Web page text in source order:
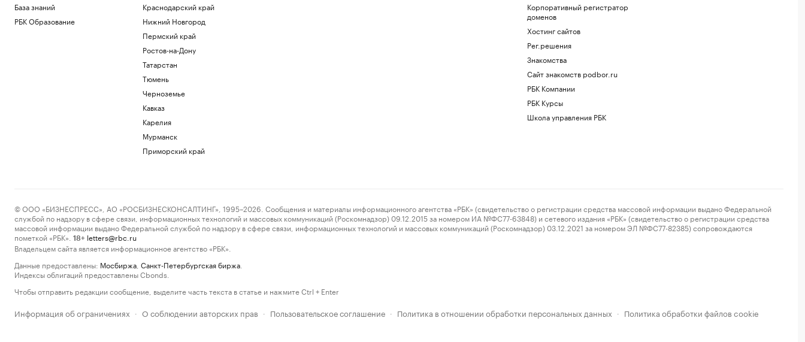
База знаний
РБК Образование
Краснодарский край
Нижний Новгород
Пермский край
Ростов-на-Дону
Татарстан
Тюмень
Черноземье
Кавказ
Карелия
Мурманск
Приморский край
Корпоративный регистратор
доменов
Хостинг сайтов
Рег.решения
Знакомства
Сайт знакомств podbor.ru
РБК Компании
РБК Курсы
Школа управления РБК
© ООО «БИЗНЕСПРЕСС», АО «РОСБИЗНЕСКОНСАЛТИНГ», 1995–2026. Сообщения и материалы информационного агентства «РБК» (свидетельство о регистрации средства массовой информации выдано Федеральной
службой по надзору в сфере связи, информационных технологий и массовых коммуникаций (Роскомнадзор) 09.12.2015 за номером ИА №ФС77-63848) и сетевого издания «РБК» (свидетельство о регистрации средства
массовой информации выдано Федеральной службой по надзору в сфере связи, информационных технологий и массовых коммуникаций (Роскомнадзор) 03.12.2021 за номером ЭЛ №ФС77-82385) сопровождаются
пометкой «РБК».
18+ letters@rbc.ru
Владельцем сайта является информационное агентство «РБК».
Данные предоставлены: Мосбиржа Санкт-Петербургская биржа
Индексы облигаций предоставлены Cbonds.
Чтобы отправить редакции сообщение, выделите часть текста в статье и нажмите Ctrl + Enter
Информация об ограничениях · О соблюдении авторских прав · Пользовательское соглашение · Политика в отношении обработки персональных данных · Политика обработки файлов cookie